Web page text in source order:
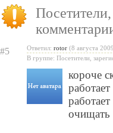
#5 Ответил: rotor (8 августа
В группе: Посетители,
короче
очищать